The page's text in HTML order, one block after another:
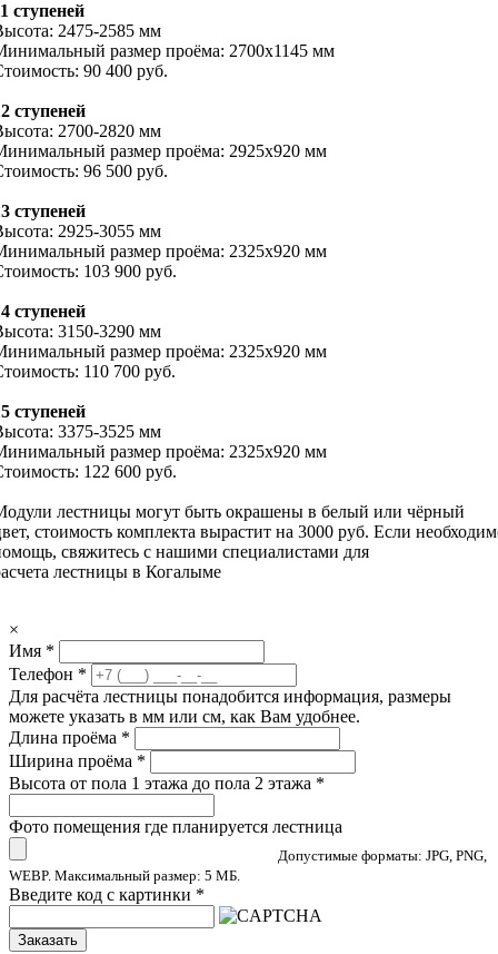
ступеней
2475-2585 мм
размер проёма: 2700х1145 мм
90 400 руб.
ступеней
2700-2820 мм
размер проёма: 2925х920 мм
96 500 руб.
ступеней
2925-3055 мм
размер проёма: 2325х920 мм
103 900 руб.
ступеней
3150-3290 мм
размер проёма: 2325х920 мм
110 700 руб.
ступеней
3375-3525 мм
размер проёма: 2325х920 мм
122 600 руб.
лестницы могут быть окрашены в белый или чёрный
стоимость комплекта вырастит на 3000 руб. Если
свяжитесь с нашими специалистами для
лестницы в Когалыме
×
Имя *
Телефон *
Для расчёта лестницы понадобится информация, размеры
можете указать в мм или см, как Вам удобнее.
Длина проёма *
Ширина проёма *
Высота от пола 1 этажа до пола 2 этажа *
Фото помещения где планируется лестница
Допустимые форматы: JPG, PNG,
WEBP. Максимальный размер: 5 МБ.
Введите код с картинки *
Заказать